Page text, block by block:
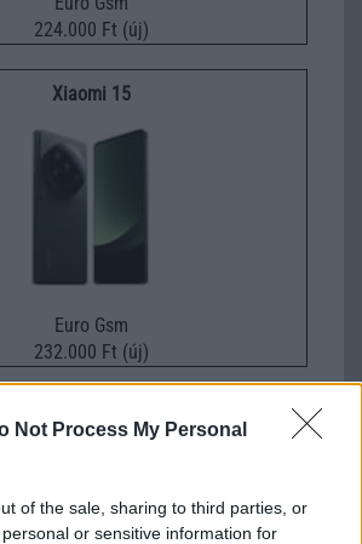
Not Process My Personal
of the sale, sharing to third parties, or
or sensitive information for
224.000 Ft (új)
Xiaomi 15
Euro Gsm
232.000 Ft (új)
iPhone 14 Pro Max